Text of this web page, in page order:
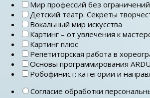
Мир профессий без
Детский театр. Секреты
Вокальный мир искусства
Картинг – от увлечения к
Картинг плюс
Репетиторская работа в
Основы программирования
Робофинист: категории и
Согласие обработки